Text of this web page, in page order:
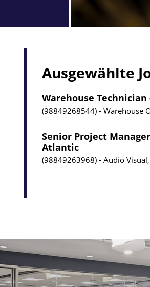
Ausgewählte
Warehouse
98849268544 Warehouse
Senior Project
Atlantic
98849263968 Audio